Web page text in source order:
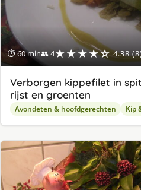
⏱ 60 min👥 4★★★★☆ 4.38
Verborgen kippefilet in
rijst en groenten
Avondeten & hoofdgerechten Kip